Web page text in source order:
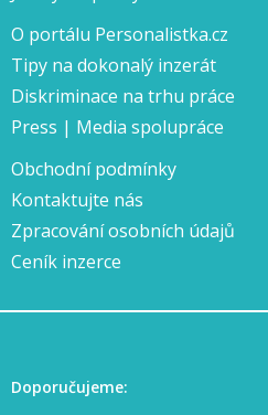
O portálu Personalistka.cz
Tipy na dokonalý inzerát
Diskriminace na trhu práce
Press | Media spolupráce
Obchodní podmínky
Kontaktujte nás
Zpracování osobních údajů
Ceník inzerce
Doporučujeme: